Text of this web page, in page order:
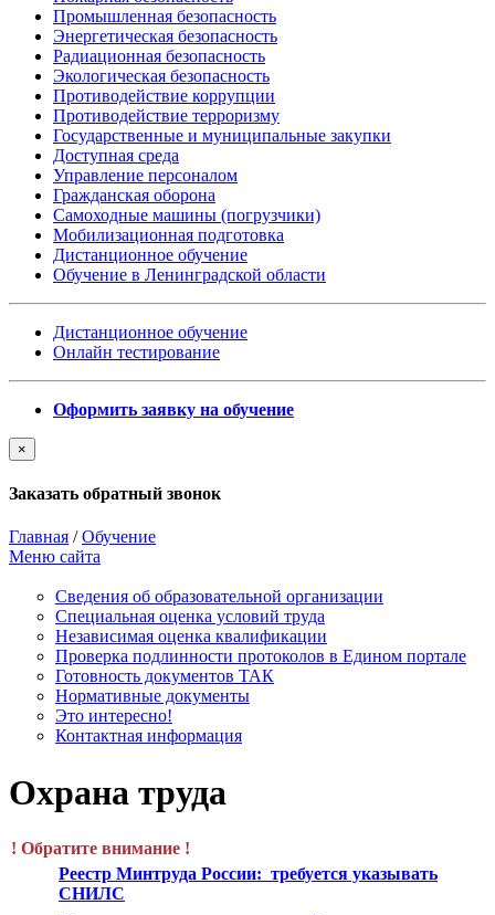
Промышленная безопасность
Энергетическая безопасность
Радиационная безопасность
Экологическая безопасность
Противодействие коррупции
Противодействие терроризму
Государственные и муниципальные закупки
Доступная среда
Управление персоналом
Гражданская оборона
Самоходные машины (погрузчики)
Мобилизационная подготовка
Дистанционное обучение
Обучение в Ленинградской области
Дистанционное обучение
Онлайн тестирование
Оформить заявку на обучение
×
Заказать обратный звонок
Главная /Обучение
Меню сайта
Сведения об образовательной организации
Cпециальная оценка условий труда
Независимая оценка квалификации
Проверка подлинности протоколов в Едином портале
Готовность документов ТАК
Нормативные документы
Это интересно!
Контактная информация
Охрана труда
! Обратите внимание !
Реестр Минтруда России: требуется указывать
СНИЛС